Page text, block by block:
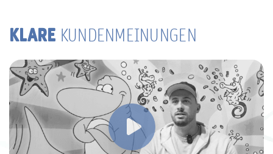
KLARE KUNDENMEINUNGEN